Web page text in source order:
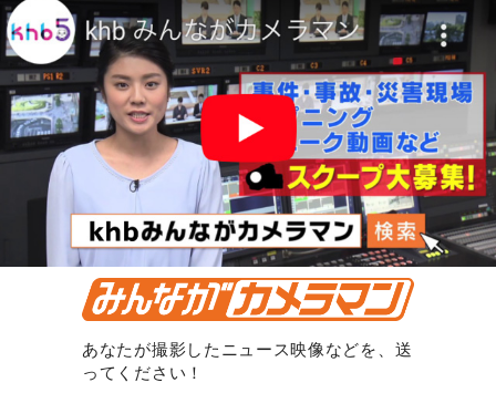
あなたが撮影したニュース映像などを、送
ってください！